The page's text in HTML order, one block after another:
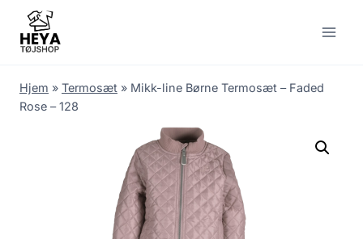
content
Hjem » Termosæt » Mikk-line Børne Termosæt – Faded
Rose – 128